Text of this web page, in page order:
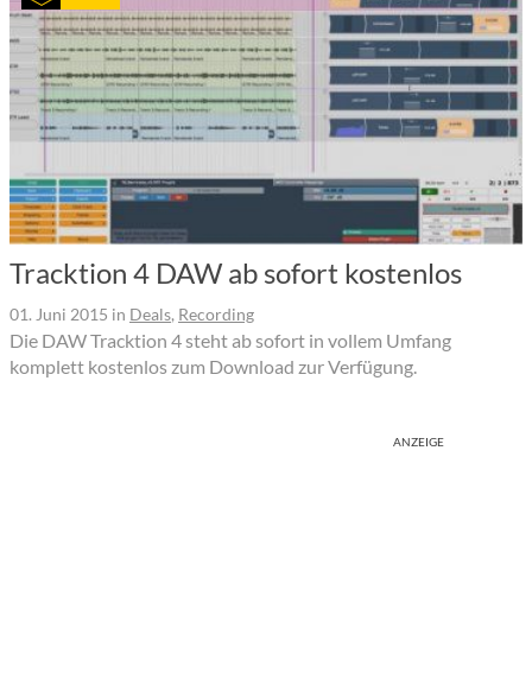
Tracktion 4 DAW ab sofort kostenlos
01. Juni 2015 in Deals, Recording
Die DAW Tracktion 4 steht ab sofort in vollem Umfang
komplett kostenlos zum Download zur Verfügung.
ANZEIGE